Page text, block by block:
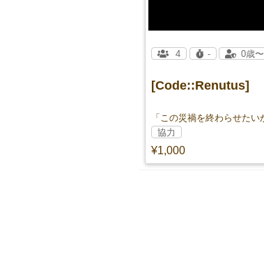
[Code::Renutus]
¥1,000
4 - 0歳〜
協力